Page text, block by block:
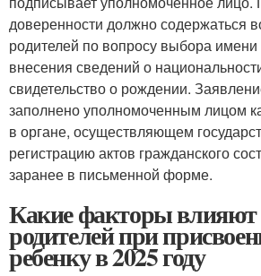
доверенности должно содержаться
родителей по вопросу выбора имени
внесения сведений о
свидетельство о рождении.
заполнено уполномоченным лицом
в органе, осуществляющем
регистрацию актов гражданского
заранее в письменной форме.
Какие факторы
родителей при
ребенку в 2025 году